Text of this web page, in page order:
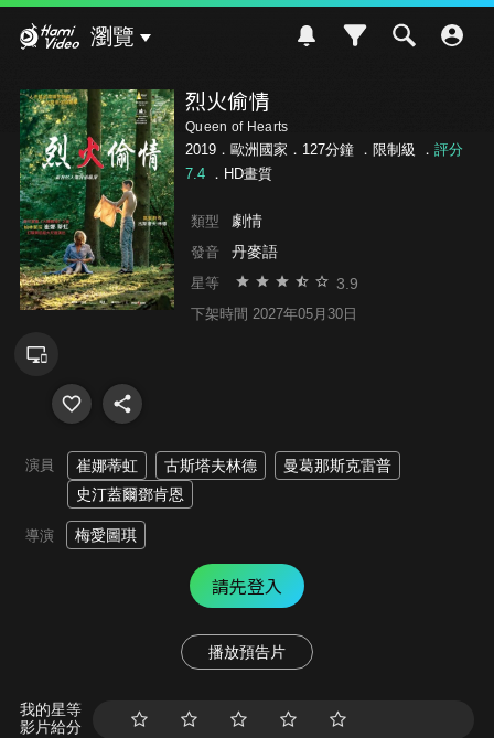
瀏覽
烈火偷情
Queen of Hearts
2019．歐洲國家．127分鐘 ． 限制級 ． 評分
7.4．HD畫質
類型 劇情
發音 丹麥語
星等 3.9
下架時間 2027年05月30日
演員 崔娜蒂虹 古斯塔夫林德
曼葛那斯克雷普
史汀蓋爾鄧肯恩
導演 梅愛圖琪
請先登入
播放預告片
我的星等
影片給分